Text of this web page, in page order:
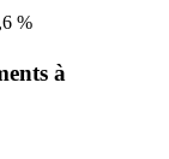
%
à